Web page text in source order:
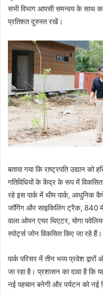
सभी विभाग आपसी समन्वय के साथ
प्रतिशत दुरुस्त रखें।
बताया गया कि राष्ट्रपति उद्यान को
गतिविधियों के केंद्र के रूप में
रहे इस पार्क में थीम पार्क, आधुनिक
जॉगिंग और साइकिलिंग ट्रैक, 840
वाला ओपन एयर थिएटर, योगा
स्पोर्ट्स जोन विकसित किए जा रहे हैं।
पार्क परिसर में तीन भव्य प्रवेश द्वारों
जा रहा है। प्रशासन का दावा है कि
नई पहचान बनेगी और पर्यटन को नई